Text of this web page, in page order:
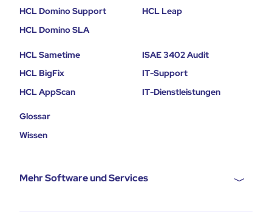
HCL Domino Support
HCL Domino SLA
HCL Leap
HCL Sametime
HCL BigFix
HCL AppScan
ISAE 3402 Audit
IT-Support
IT-Dienstleistungen
Glossar
Wissen
Mehr Software und Services